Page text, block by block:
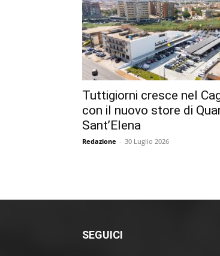
Tuttigiorni cresce nel
con il nuovo store di
Sant’Elena
Redazione - 30 Luglio 2026
SEGUICI